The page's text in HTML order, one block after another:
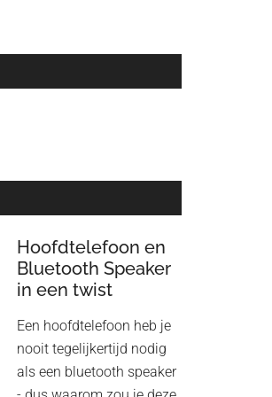
Hoofdtelefoon en
Bluetooth Speaker
in een twist
Een hoofdtelefoon heb je
nooit tegelijkertijd nodig
als een bluetooth speaker